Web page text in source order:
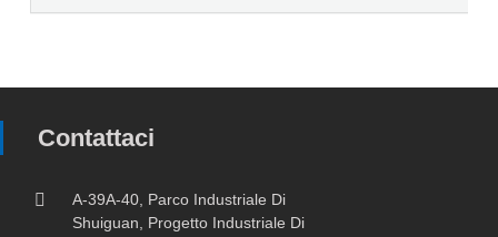
Contattaci
A-39A-40, Parco Industriale Di
Shuiguan, Progetto Industriale Di